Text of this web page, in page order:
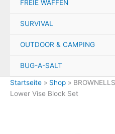
FREIE WAFFEN
SURVIVAL
OUTDOOR & CAMPING
BUG-A-SALT
Startseite » Shop »
Lower Vise Block Set